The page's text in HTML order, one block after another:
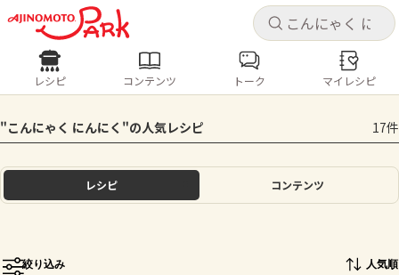
キャ
ログインするとレシピを保存できます
ログイン
ホーム
キャ
レシピ コンテンツ
人気の食材・レシピ
きゅうり なす トマト とうもろこし
ピーマン
レシピ コンテンツ トーク マイレシピ
"こんにゃく にんにく"の人気レシピ 17件
レシピ コンテンツ
絞り込み 人気順